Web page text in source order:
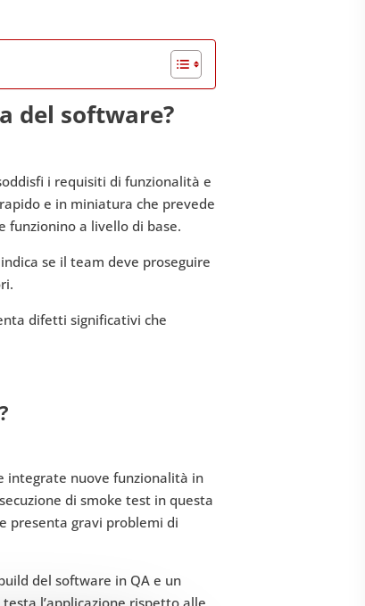
del software?
i requisiti di funzionalità e
e in miniatura che prevede
funzionino a livello di base.
se il team deve proseguire
difetti significativi che
integrate nuove funzionalità in
di smoke test in questa
presenta gravi problemi di
del software in QA e un